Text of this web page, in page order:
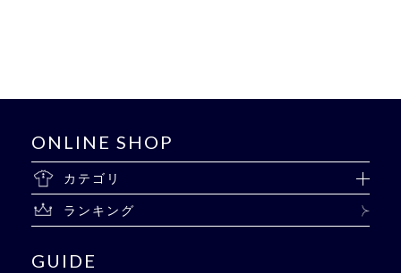
ONLINE SHOP
カテゴリ
ランキング
GUIDE